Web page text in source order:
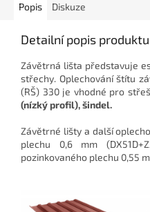
Popis Diskuze
Detailní popis produktu
Závětrná lišta představuje
střechy. Oplechování štítu
(RŠ) 330 je vhodné pro
(nízký profil), šindel.
Závětrné lišty a další
plechu 0,6 mm
pozinkovaného plechu 0,55